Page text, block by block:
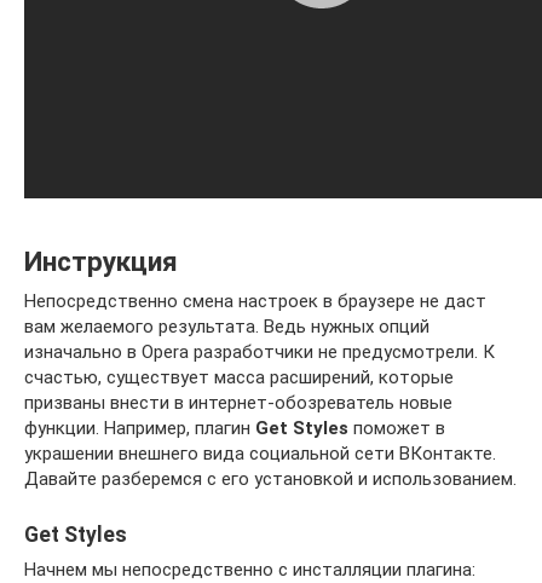
Инструкция
Непосредственно смена настроек в браузере не даст
вам желаемого результата. Ведь нужных опций
изначально в Opera разработчики не предусмотрели. К
счастью, существует масса расширений, которые
призваны внести в интернет-обозреватель новые
функции. Например, плагин Get Styles поможет в
украшении внешнего вида социальной сети ВКонтакте.
Давайте разберемся с его установкой и использованием.
Get Styles
Начнем мы непосредственно с инсталляции плагина: